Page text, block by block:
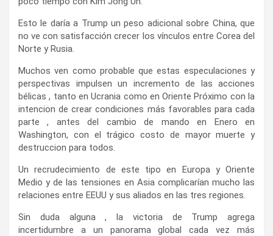
Esto le daría a Trump un peso adicional sobre China, que
no ve con satisfacción crecer los vínculos entre Corea del
Norte y Rusia.
Muchos ven como probable que estas especulaciones y
perspectivas impulsen un incremento de las acciones
bélicas , tanto en Ucrania como en Oriente Próximo con la
intencion de crear condiciones más favorables para cada
parte , antes del cambio de mando en Enero en
Washington, con el trágico costo de mayor muerte y
destruccion para todos.
Un recrudecimiento de este tipo en Europa y Oriente
Medio y de las tensiones en Asia complicarían mucho las
relaciones entre EEUU y sus aliados en las tres regiones.
Sin duda alguna , la victoria de Trump agrega
incertidumbre a un panorama global cada vez más